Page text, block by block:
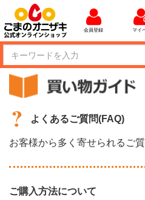
会員登録 マイ
よくあるご質問(FAQ)
お客様から多く寄せられるご
ご購入方法について